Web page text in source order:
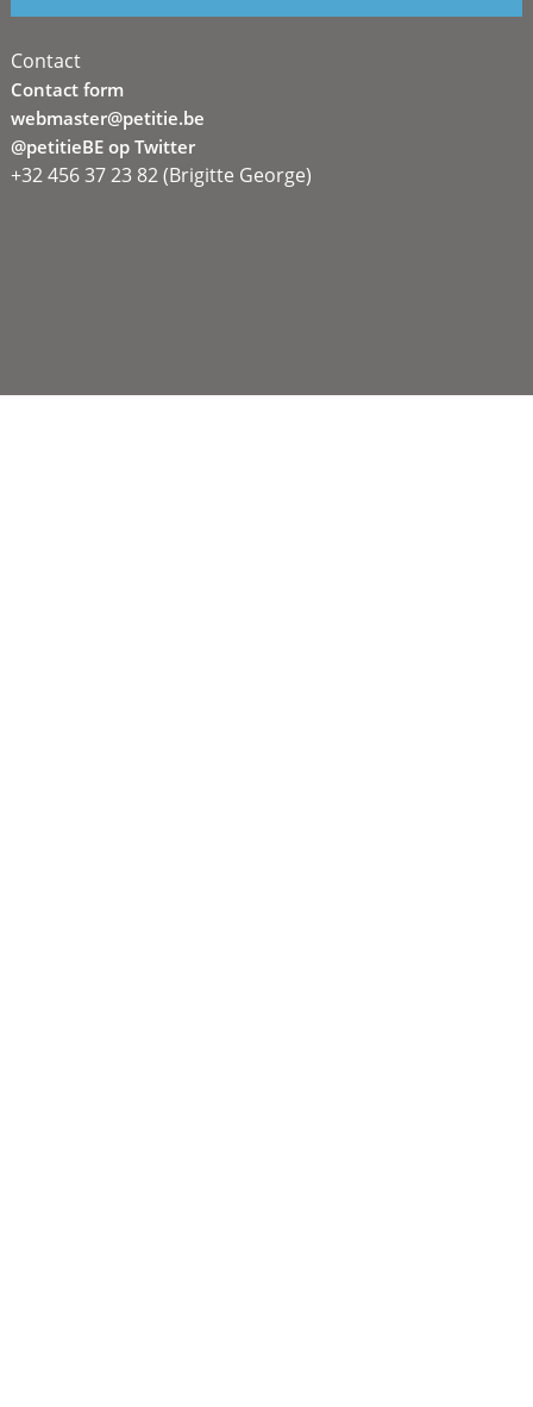
Contact
Contact form
webmaster@petitie.be
@petitieBE op Twitter
+32 456 37 23 82 (Brigitte George)